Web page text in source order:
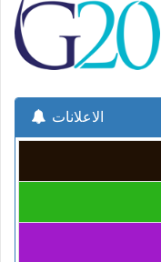
الاعلانات